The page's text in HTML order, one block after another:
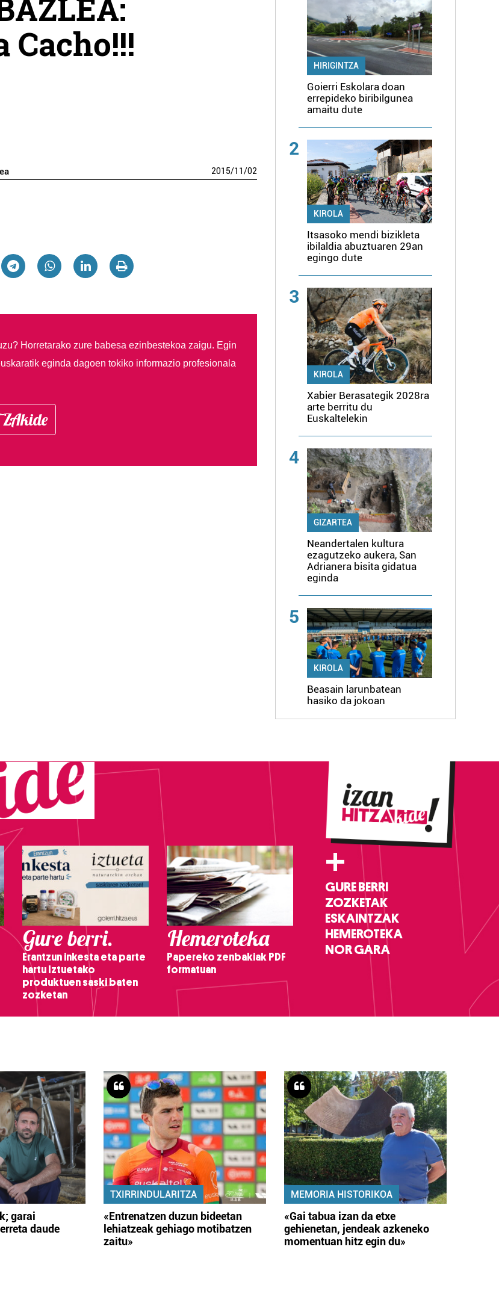
Cacho!!!
2015/11/02
Horretarako zure babesa ezinbestekoa zaigu. Egin
eginda dagoen tokiko informazio profesionala
HIRIGINTZA
Goierri Eskolara doan
errepideko biribilgunea
amaitu dute
2
KIROLA
Itsasoko mendi bizikleta
ibilaldia abuztuaren 29an
egingo dute
3
KIROLA
Xabier Berasategik 2028ra
arte berritu du
Euskaltelekin
4
GIZARTEA
Neandertalen kultura
ezagutzeko aukera, San
Adrianera bisita gidatua
eginda
5
KIROLA
Beasain larunbatean
hasiko da jokoan
Gure berri.
Erantzun inkesta eta parte
hartu Iztuetako
produktuen saski baten
zozketan
Hemeroteka
Papereko zenbakiak PDF
formatuan
+
GURE BERRI
ZOZKETAK
ESKAINTZAK
HEMEROTEKA
NOR GARA
garai
daude
TXIRRINDULARITZA
«Entrenatzen duzun bideetan
lehiatzeak gehiago motibatzen
zaitu»
MEMORIA HISTORIKOA
«Gai tabua izan da etxe
gehienetan, jendeak azkeneko
momentuan hitz egin du»